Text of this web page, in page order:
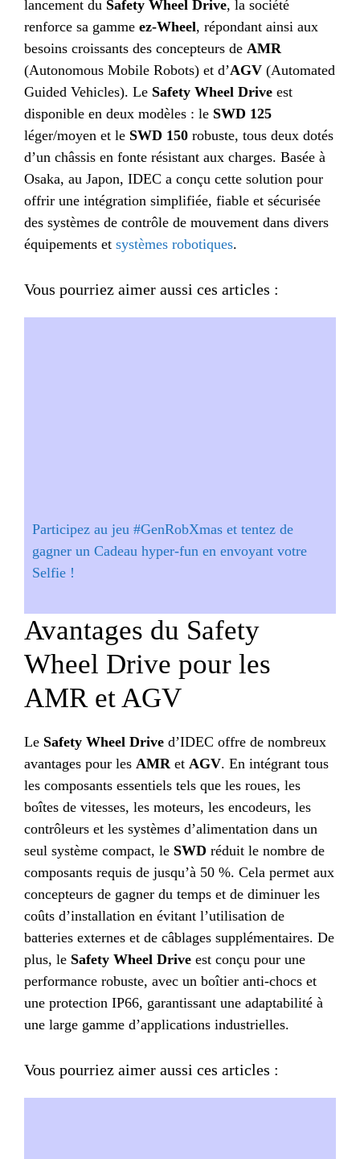
lancement du Safety Wheel Drive, la société
renforce sa gamme ez-Wheel, répondant ainsi aux
besoins croissants des concepteurs de AMR
(Autonomous Mobile Robots) et d’AGV (Automated
Guided Vehicles). Le Safety Wheel Drive est
disponible en deux modèles : le SWD 125
léger/moyen et le SWD 150 robuste, tous deux dotés
d’un châssis en fonte résistant aux charges. Basée à
Osaka, au Japon, IDEC a conçu cette solution pour
offrir une intégration simplifiée, fiable et sécurisée
des systèmes de contrôle de mouvement dans divers
équipements et systèmes robotiques.
Vous pourriez aimer aussi ces articles :
Participez au jeu #GenRobXmas et tentez de
gagner un Cadeau hyper-fun en envoyant votre
Selfie !
Avantages du Safety
Wheel Drive pour les
AMR et AGV
Le Safety Wheel Drive d’IDEC offre de nombreux
avantages pour les AMR et AGV. En intégrant tous
les composants essentiels tels que les roues, les
boîtes de vitesses, les moteurs, les encodeurs, les
contrôleurs et les systèmes d’alimentation dans un
seul système compact, le SWD réduit le nombre de
composants requis de jusqu’à 50 %. Cela permet aux
concepteurs de gagner du temps et de diminuer les
coûts d’installation en évitant l’utilisation de
batteries externes et de câblages supplémentaires. De
plus, le Safety Wheel Drive est conçu pour une
performance robuste, avec un boîtier anti-chocs et
une protection IP66, garantissant une adaptabilité à
une large gamme d’applications industrielles.
Vous pourriez aimer aussi ces articles :